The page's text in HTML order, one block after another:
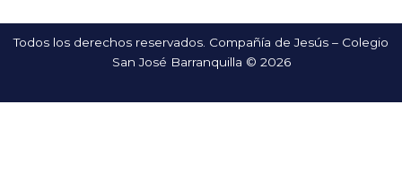
Todos los derechos reservados. Compañía de Jesús – Colegio
San José Barranquilla © 2026